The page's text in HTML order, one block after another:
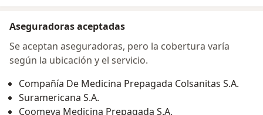
Aseguradoras aceptadas
Se aceptan aseguradoras, pero la cobertura varía
según la ubicación y el servicio.
Compañía De Medicina Prepagada Colsanitas S.A.
Suramericana S.A.
Coomeva Medicina Prepagada S.A.